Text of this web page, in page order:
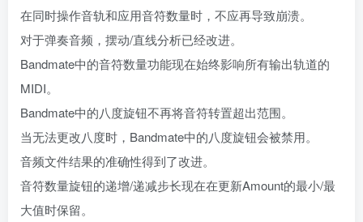
在同时操作音轨和应用音符数量时，不应再导致崩溃。
对于弹奏音频，摆动/直线分析已经改进。
Bandmate中的音符数量功能现在始终影响所有输出轨道的
MIDI。
Bandmate中的八度旋钮不再将音符转置超出范围。
当无法更改八度时，Bandmate中的八度旋钮会被禁用。
音频文件结果的准确性得到了改进。
音符数量旋钮的递增/递减步长现在在更新Amount的最小/最
大值时保留。